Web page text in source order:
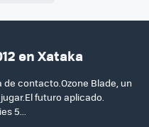
en Xataka
de contacto.Ozone Blade, un
futuro aplicado.
5...